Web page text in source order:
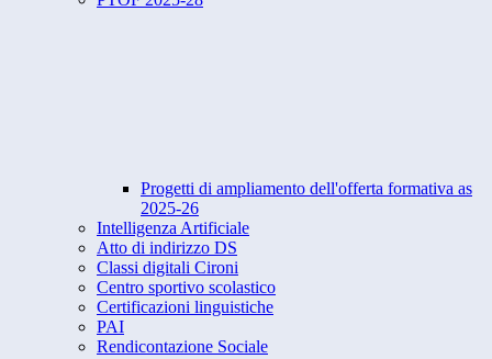
Progetti di ampliamento dell'offerta formativa as
2025-26
Intelligenza Artificiale
Atto di indirizzo DS
Classi digitali Cironi
Centro sportivo scolastico
Certificazioni linguistiche
PAI
Rendicontazione Sociale